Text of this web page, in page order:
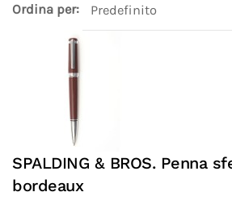
Ordina per:
SPALDING & BROS. Penna
bordeaux